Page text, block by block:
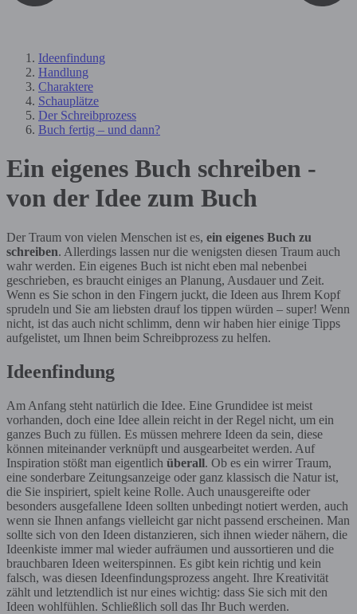
Ideenfindung
Handlung
Charaktere
Schauplätze
Der Schreibprozess
Buch fertig – und dann?
Ein eigenes Buch schreiben -
von der Idee zum Buch
Der Traum von vielen Menschen ist es, ein eigenes Buch zu
schreiben. Allerdings lassen nur die wenigsten diesen Traum auch
wahr werden. Ein eigenes Buch ist nicht eben mal nebenbei
geschrieben, es braucht einiges an Planung, Ausdauer und Zeit.
Wenn es Sie schon in den Fingern juckt, die Ideen aus Ihrem Kopf
sprudeln und Sie am liebsten drauf los tippen würden – super! Wenn
nicht, ist das auch nicht schlimm, denn wir haben hier einige Tipps
aufgelistet, um Ihnen beim Schreibprozess zu helfen.
Ideenfindung
Am Anfang steht natürlich die Idee. Eine Grundidee ist meist
vorhanden, doch eine Idee allein reicht in der Regel nicht, um ein
ganzes Buch zu füllen. Es müssen mehrere Ideen da sein, diese
können miteinander verknüpft und ausgearbeitet werden. Auf
Inspiration stößt man eigentlich überall. Ob es ein wirrer Traum,
eine sonderbare Zeitungsanzeige oder ganz klassisch die Natur ist,
die Sie inspiriert, spielt keine Rolle. Auch unausgereifte oder
besonders ausgefallene Ideen sollten unbedingt notiert werden, auch
wenn sie Ihnen anfangs vielleicht gar nicht passend erscheinen. Man
sollte sich von den Ideen distanzieren, sich ihnen wieder nähern, die
Ideenkiste immer mal wieder aufräumen und aussortieren und die
brauchbaren Ideen weiterspinnen. Es gibt kein richtig und kein
falsch, was diesen Ideenfindungsprozess angeht. Ihre Kreativität
zählt und letztendlich ist nur eines wichtig: dass Sie sich mit den
Ideen wohlfühlen. Schließlich soll das Ihr Buch werden.